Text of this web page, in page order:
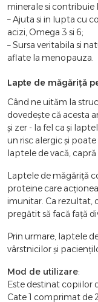
minerale si contribuie
– Ajuta si in lupta cu
acizi, Omega 3 si 6;
– Sursa veritabila si
aflate la menopauza.
Lapte de măgăriță
Când ne uităm la
dovedește că acesta
și zer - la fel ca și
un risc alergic și
laptele de vacă, capră
Laptele de măgăriță
proteine ​​care
imunitar. Ca rezultat,
pregătit să facă față
Prin urmare, laptele
vârstnicilor și
Mod de utilizare:
Este destinat copiilor
Cate 1 comprimat de